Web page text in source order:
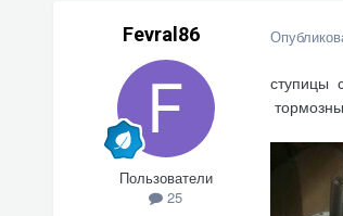
Fevral86
Пользователи
25
ступицы